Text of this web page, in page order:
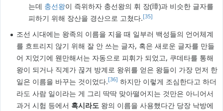
는데 충선왕이 즉위하자 충선왕의 휘 장(璋)과 비슷한 글자를
피하기 위해 장산을 경산으로 고쳤다.[35]
조선 시대에는 왕족의 이름을 지을 때 일부러 백성들의 언어체계
를 흐트리지 않기 위해 잘 안 쓰는 글자, 혹은 새로운 글자를 만들
어 지었기에 웬만해서는 자동으로 피휘가 되었고, 쿠데타를 통해
왕이 되거나 직계가 끊겨 방계로 왕위를 얻은 왕들이 가장 먼저 한
일은 이름을 바꾸는 것이었다.[36] 하지만 이렇게 조심한다고 하더
라도 사람 일이라는 게 그리 딱딱 맞아떨어지는 것만은 아니어서
과거 시험 등에서 혹시라도 왕의 이름을 사용했다간 당장 낙방에